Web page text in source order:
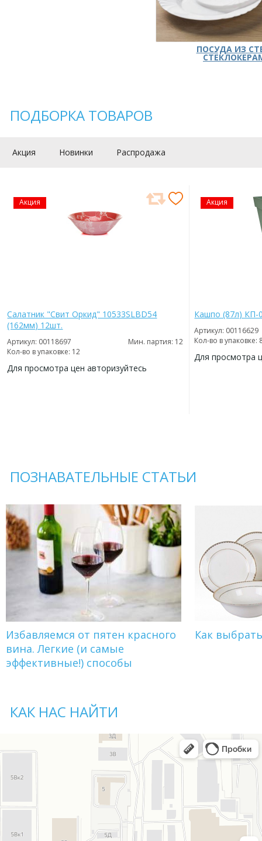
ПОСУДА ИЗ
ПОДБОРКА ТОВАРОВ
Акция Новинки Распродажа
Акция
Салатник "Свит Оркид" 10533SLBD54
(162мм) 12шт.
Артикул: 00118697
Мин. партия: 12
Кол-во в упаковке: 12
Для просмотра цен авторизуйтесь
Акция
Кашпо (87л) КП-
Артикул: 00116629
Кол-во в упаковке:
Для просмотра
ПОЗНАВАТЕЛЬНЫЕ СТАТЬИ
Избавляемся от пятен красного
вина. Легкие (и самые
эффективные!) способы
Как
КАК НАС НАЙТИ